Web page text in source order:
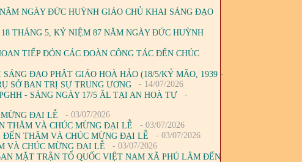
NGÀY ĐỨC HUỲNH GIÁO CHỦ KHAI SÁNG ĐẠO
THÁNG 5, KỶ NIỆM 87 NĂM NGÀY ĐỨC HUỲNH
TIẾP ĐÓN CÁC ĐOÀN CÔNG TÁC ĐẾN CHÚC
ĐẠO PHẬT GIÁO HOÀ HẢO (18/5/KỶ MÃO, 1939 -
SỞ BAN TRỊ SỰ TRUNG ƯƠNG
- 14/07/2026
- SÁNG NGÀY 17/5 ÂL TẠI AN HOÀ TỰ
-
MỪNG ĐẠI LỄ
- 03/07/2026
THĂM VÀ CHÚC MỪNG ĐẠI LỄ
- 03/07/2026
ĐẾN THĂM VÀ CHÚC MỪNG ĐẠI LỄ
- 03/07/2026
VÀ CHÚC MỪNG ĐẠI LỄ
- 03/07/2026
MẶT TRẬN TỔ QUỐC VIỆT NAM XÃ PHÚ LÂM ĐẾN